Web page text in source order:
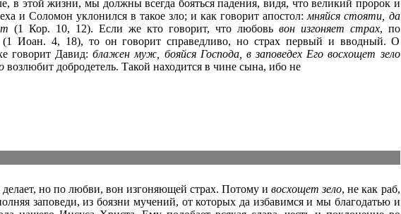
в этой жизни, мы должны всегда бояться падения, видя, что великий пророк и
и Соломон уклонился в такое зло; и как говорит апостол: мняйся стояти, да
(1 Кор. 10, 12). Если же кто говорит, что любовь вон изгоняет страх, по
(1 Иоан. 4, 18), то он говорит справедливо, но страх первый и вводный. О
говорит Давид:блажен муж, бояйся Господа, в заповедех Его восхощет зело
возлюбит добродетель. Такой находится в чине сына, ибо не
делает, но по любви, вон изгоняющей страх. Потому ивосхощет зело, не как раб,
заповеди, из боязни мучений, от которых да избавимся и мы благодатью и